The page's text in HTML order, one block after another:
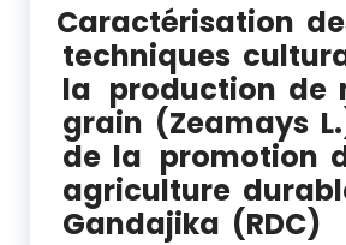
Caractérisation
techniques
la production de
grain (Zeamays
de la promotion
agriculture
Gandajika (RDC)